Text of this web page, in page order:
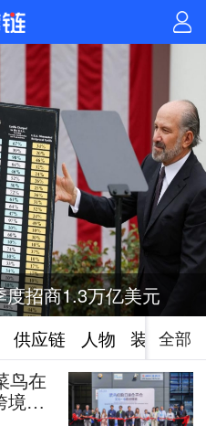
招商1.3万亿美元
全部
供应链 人物 装备
鸟在
境时